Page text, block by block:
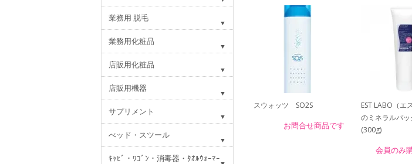
スウォッツ SO2S
お問合せ商品です
EST LABO（エ
のミネラルパッ
(300g)
会員のみ
業務用 脱毛
業務用化粧品
店販用化粧品
店販用機器
サプリメント
べッド・スツール
ｷｬﾋﾞ・ﾜｺﾞﾝ・消毒器・ﾀｵﾙｳｫｰﾏｰ